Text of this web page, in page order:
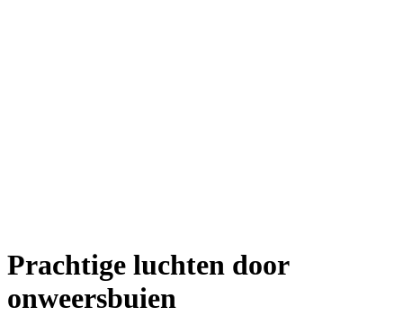
Prachtige luchten door
onweersbuien